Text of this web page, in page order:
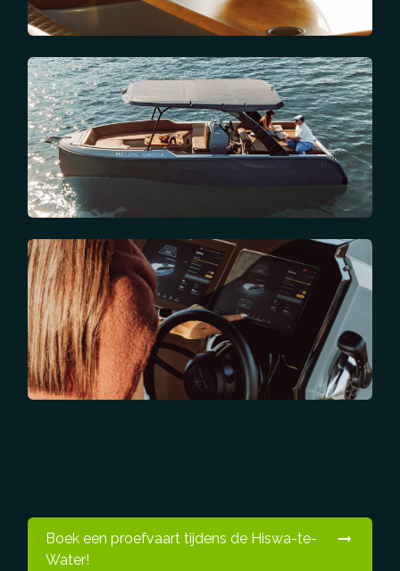
Boek een proefvaart tijdens de Hiswa-te-
Water!